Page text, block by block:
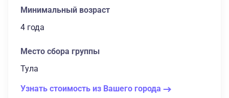
Минимальный возраст
4 года
Место сбора группы
Тула
Узнать стоимость из Вашего города